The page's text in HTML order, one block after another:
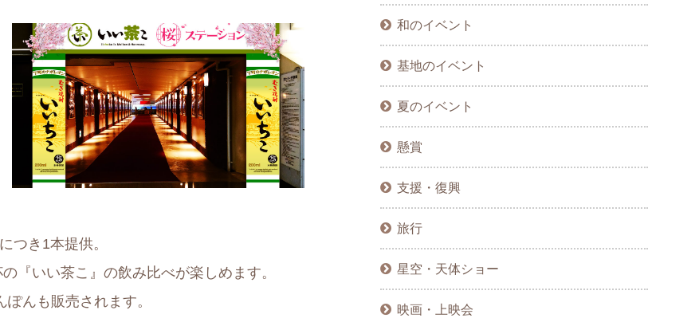
つき1本提供。
『いい茶こ』の飲み比べが楽しめます。
んも販売されます。
和のイベント
基地のイベント
夏のイベント
懸賞
支援・復興
旅行
星空・天体ショー
映画・上映会